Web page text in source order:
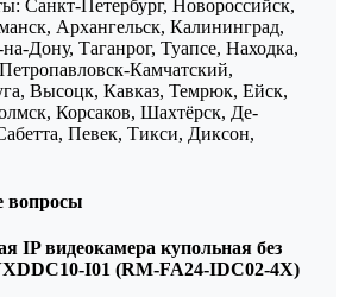
Санкт-Петербург, Новороссийск,
Архангельск, Калининград,
Дону, Таганрог, Туапсе, Находка,
Камчатский,
Высоцк, Кавказ, Темрюк, Ейск,
Корсаков, Шахтёрск, Де-
Певек, Тикси, Диксон,
вопросы
IP видеокамера купольная без
I01 (RM-FA24-IDC02-4X)